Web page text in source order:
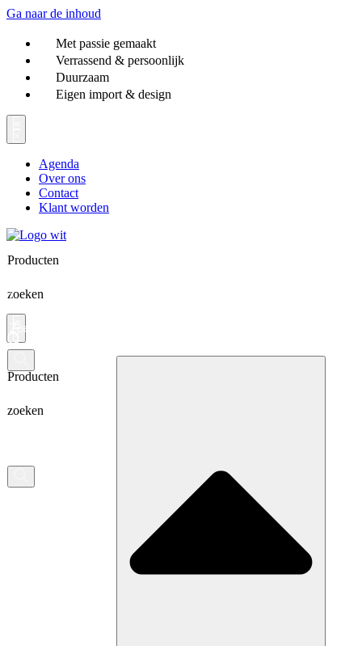
Ga naar de inhoud
Met passie gemaakt
Verrassend & persoonlijk
Duurzaam
Eigen import & design
Agenda
Over ons
Contact
Klant worden
Producten
zoeken
Producten
zoeken